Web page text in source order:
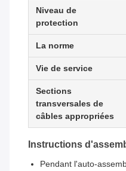
Niveau de
protection
La norme
Vie de service
Sections
transversales de
câbles appropriées
Instructions
Pendant l'auto-